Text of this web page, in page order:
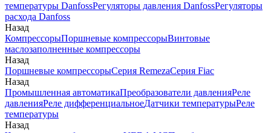
температуры DanfossРегуляторы давления DanfossРегуляторы
расхода Danfoss
Назад
КомпрессорыПоршневые компрессорыВинтовые
маслозаполненные компрессоры
Назад
Поршневые компрессорыСерия RemezaСерия Fiac
Назад
Промышленная автоматикаПреобразователи давленияРеле
давленияРеле дифференциальноеДатчики температурыРеле
температуры
Назад